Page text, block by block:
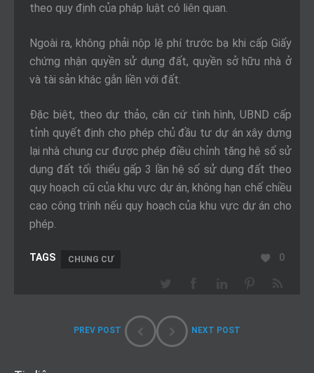
theo quy định của pháp luật có liên quan.
Ngoài ra, không phải nộp lệ phí trước bạ khi cấp Giấy
chứng nhận quyền sử dụng đất, quyền sở hữu nhà ở
và tài sản khác gắn liền với đất.
Đặc biệt, theo dự thảo, căn cứ tình hình, UBND cấp
tỉnh quyết định cho phép chủ đầu tư dự án xây dựng
lại nhà chung cư được phép điều chỉnh tăng hệ số sử
dụng đất tối thiểu gấp 3 lần hệ số sử dụng đất theo
quy hoạch cũ của khu vực dự án, không hạn chế chiều
cao công trình nếu quy hoạch của khu vực dự án cho
phép.
CHUNG CƯ 0
PREV POST NEXT POST